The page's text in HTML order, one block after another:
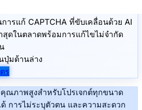
รแก้ CAPTCHA ที่ขับเคลื่อนด้วย AI
ดในตลาดพร้อมการแก้ไขไม่จำกัด
ปุ่มด้านล่าง
ร
ณภาพสูงสำหรับโปรเจกต์ทุกขนาด
การไม่ระบุตัวตน และความสะดวก